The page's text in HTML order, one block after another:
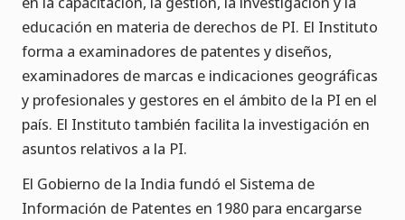
educación en materia de derechos de PI. El Instituto
forma a examinadores de patentes y diseños,
examinadores de marcas e indicaciones geográficas
y profesionales y gestores en el ámbito de la PI en el
país. El Instituto también facilita la investigación en
asuntos relativos a la PI.
El Gobierno de la India fundó el Sistema de
Información de Patentes en 1980 para encargarse